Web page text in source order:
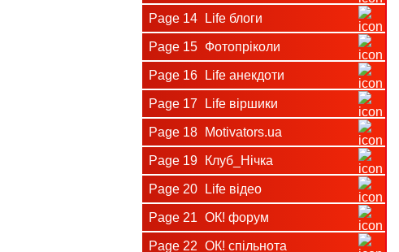
Page 14 Life блоги
Page 15 Фотопріколи
Page 16 Life анекдоти
Page 17 Life віршики
Page 18 Motivators.ua
Page 19 Клуб_Нічка
Page 20 Life відео
Page 21 ОК! форум
Page 22 ОК! спільнота